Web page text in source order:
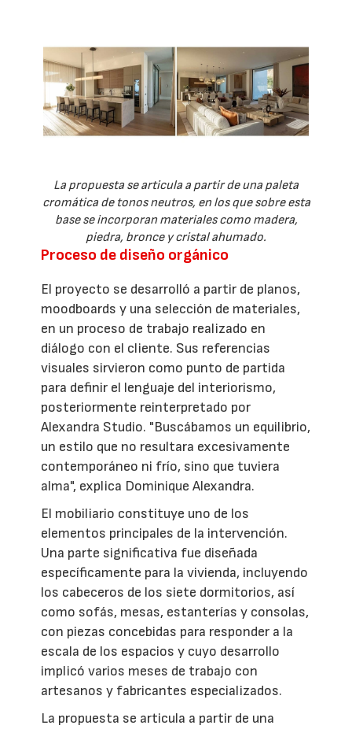
La propuesta se articula a partir de una paleta
cromática de tonos neutros, en los que sobre esta
base se incorporan materiales como madera,
piedra, bronce y cristal ahumado.
Proceso de diseño orgánico
El proyecto se desarrolló a partir de planos,
moodboards y una selección de materiales,
en un proceso de trabajo realizado en
diálogo con el cliente. Sus referencias
visuales sirvieron como punto de partida
para definir el lenguaje del interiorismo,
posteriormente reinterpretado por
Alexandra Studio. "Buscábamos un equilibrio,
un estilo que no resultara excesivamente
contemporáneo ni frío, sino que tuviera
alma", explica Dominique Alexandra.
El mobiliario constituye uno de los
elementos principales de la intervención.
Una parte significativa fue diseñada
específicamente para la vivienda, incluyendo
los cabeceros de los siete dormitorios, así
como sofás, mesas, estanterías y consolas,
con piezas concebidas para responder a la
escala de los espacios y cuyo desarrollo
implicó varios meses de trabajo con
artesanos y fabricantes especializados.
La propuesta se articula a partir de una